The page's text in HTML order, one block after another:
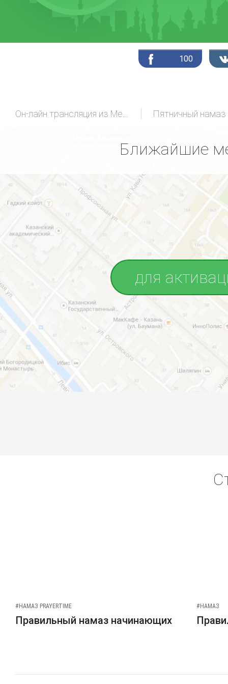
100
Он-лайн трансляция из Мекки Пятничный намаз
Ближайшие
для
#НАМАЗ PRAYERTIME
Правильный намаз начинающих
#НАМАЗ